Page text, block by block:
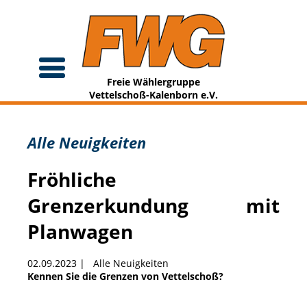
Freie Wählergruppe
Vettelschoß-Kalenborn e.V.
Alle Neuigkeiten
Fröhliche
Grenzerkundung mit
Planwagen
02.09.2023 |
Alle Neuigkeiten
Kennen Sie die Grenzen von Vettelschoß?